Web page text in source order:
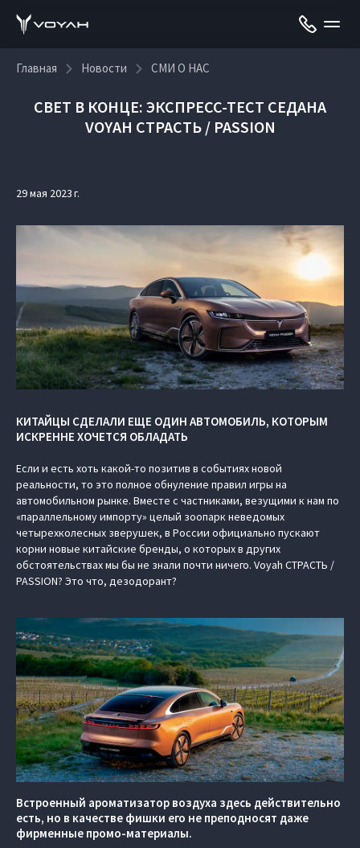
Главная Новости СМИ О НАС
СВЕТ В КОНЦЕ: ЭКСПРЕСС-ТЕСТ СЕДАНА
VOYAH СТРАСТЬ / PASSION
29 мая 2023 г.
КИТАЙЦЫ СДЕЛАЛИ ЕЩЕ ОДИН АВТОМОБИЛЬ, КОТОРЫМ
ИСКРЕННЕ ХОЧЕТСЯ ОБЛАДАТЬ
Если и есть хоть какой-то позитив в событиях новой
реальности, то это полное обнуление правил игры на
автомобильном рынке. Вместе с частниками, везущими к нам по
«параллельному импорту» целый зоопарк неведомых
четырехколесных зверушек, в России официально пускают
корни новые китайские бренды, о которых в других
обстоятельствах мы бы не знали почти ничего. Voyah СТРАСТЬ /
PASSION? Это что, дезодорант?
Встроенный ароматизатор воздуха здесь действительно
есть, но в качестве фишки его не преподносят даже
фирменные промо-материалы.